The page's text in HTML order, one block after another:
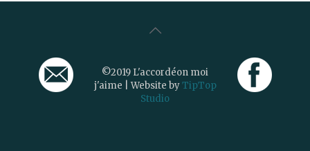
©2019 L'accordéon moi
j'aime | Website byTipTop
Studio